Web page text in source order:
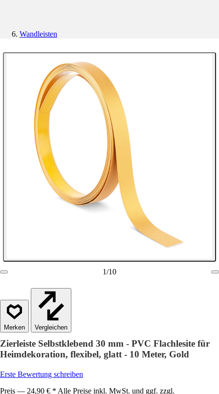
Wandleisten
1/10
Vergleichen
Zierleiste Selbstklebend 30 mm - PVC Flachlesite für
Heimdekoration, flexibel, glatt - 10 Meter, Gold
Erste Bewertung schreiben
Preis — 24,90 € * Alle Preise inkl. MwSt. und ggf. zzgl.